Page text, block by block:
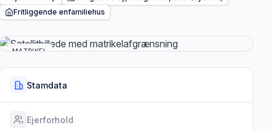
Fritliggende enfamiliehus
MATRIKEL
Stamdata
Ejerforhold